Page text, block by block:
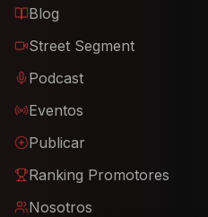
Blog
Street Segment
Podcast
Eventos
Publicar
Ranking Promotores
Nosotros